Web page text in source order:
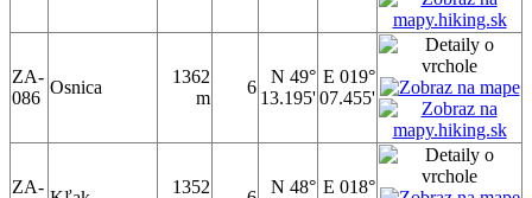
ZA-
086
Osnica
1362
m
6
N 49°
13.195'
E 019°
07.455'
ZA-
1352
N 48° E 018°